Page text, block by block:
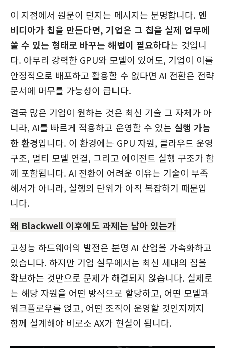
이 지점에서 원문이 던지는 메시지는 분명합니다. 엔
비디아가 칩을 만든다면, 기업은 그 칩을 실제 업무에
쓸 수 있는 형태로 바꾸는 해법이 필요하다는 것입니
다. 아무리 강력한 GPU와 모델이 있어도, 기업이 이를
안정적으로 배포하고 활용할 수 없다면 AI 전환은 전략
문서에 머무를 가능성이 큽니다.
결국 많은 기업이 원하는 것은 최신 기술 그 자체가 아
니라, AI를 빠르게 적용하고 운영할 수 있는 실행 가능
한 환경입니다. 이 환경에는 GPU 자원, 클라우드 운영
구조, 멀티 모델 연결, 그리고 에이전트 실행 구조가 함
께 포함됩니다. AI 전환이 어려운 이유는 기술이 부족
해서가 아니라, 실행의 단위가 아직 복잡하기 때문입
니다.
왜 Blackwell 이후에도 과제는 남아 있는가
고성능 하드웨어의 발전은 분명 AI 산업을 가속화하고
있습니다. 하지만 기업 실무에서는 최신 세대의 칩을
확보하는 것만으로 문제가 해결되지 않습니다. 실제로
는 해당 자원을 어떤 방식으로 할당하고, 어떤 모델과
워크플로우를 얹고, 어떤 조직이 운영할 것인지까지
함께 설계해야 비로소 AX가 현실이 됩니다.